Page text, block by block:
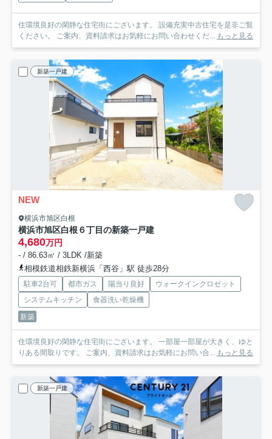
住環境良好の閑静な住宅街にございます。 設備充実中古住宅を是非ご覧
ください。 ご案内、資料請求はお気軽にお問い合わせくだ... もっと見る
新築一戸建
NEW
横浜市旭区白根
横浜市旭区白根６丁目の新築一戸建
4,680万円
- / 86.63㎡ / 3LDK /新築
相模鉄道相鉄新横浜「西谷」駅 徒歩28分
駐車2台可 都市ガス 陽当り良好
ウォークインクロゼット
システムキッチン
食器洗い乾燥機
新築
住環境良好の閑静な住宅街にございます。 一部屋一部屋が大きく、ゆと
りある間取りです。 ご案内、資料請求はお気軽にお問い合... もっと見る
新築一戸建